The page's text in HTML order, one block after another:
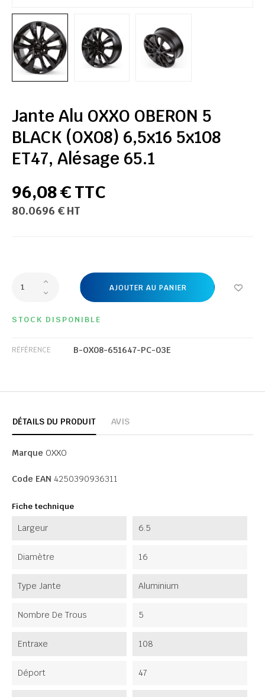
Jante Alu OXXO OBERON 5
BLACK (OX08) 6,5x16 5x108
ET47, Alésage 65.1
96,08 € TTC
80.0696 € HT
AJOUTER AU PANIER
STOCK DISPONIBLE
RÉFÉRENCE B-OX08-651647-PC-03E
DÉTAILS DU PRODUIT AVIS
Marque OXXO
Code EAN 4250390936311
Fiche technique
Largeur 6.5
Diamètre 16
Type Jante Aluminium
Nombre De Trous 5
Entraxe 108
Déport 47